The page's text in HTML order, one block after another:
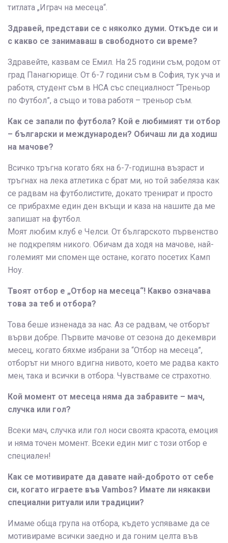
титлата „Играч на месеца“.
Здравей, представи се с няколко думи. Откъде си и
с какво се занимаваш в свободното си време?
Здравейте, казвам се Емил. На 25 години съм, родом от
град Панагюрище. От 6-7 години съм в София, тук уча и
работя, студент съм в НСА със специалност “Треньор
по Футбол”, а също и това работя – треньор съм.
Как се запали по футбола? Кой е любимият ти отбор
– български и международен? Обичаш ли да ходиш
на мачове?
Всичко тръгна когато бях на 6-7-годишна възраст и
тръгнах на лека атлетика с брат ми, но той забеляза как
се радвам на футболистите, докато тренират и просто
се прибрахме един ден вкъщи и каза на нашите да ме
запишат на футбол.
Моят любим клуб е Челси. От българското първенство
не подкрепям никого. Обичам да ходя на мачове, най-
големият ми спомен ще остане, когато посетих Камп
Ноу.
Твоят отбор е „Отбор на месеца“! Какво означава
това за теб и отбора?
Това беше изненада за нас. Аз се радвам, че отборът
върви добре. Първите мачове от сезона до декември
месец, когато бяхме избрани за “Отбор на месеца”,
отборът ни много вдигна нивото, което ме радва както
мен, така и всички в отбора. Чувстваме се страхотно.
Кой момент от месеца няма да забравите – мач,
случка или гол?
Всеки мач, случка или гол носи своята красота, емоция
и няма точен момент. Всеки един миг с този отбор е
специален!
Как се мотивирате да давате най-доброто от себе
си, когато играете във Vambos? Имате ли някакви
специални ритуали или традиции?
Имаме обща група на отбора, където успяваме да се
мотивираме всички заедно и да гоним целта във